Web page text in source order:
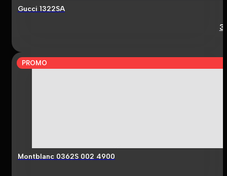
Gucci 1322SA
PROMO
Montblanc 0362S 002 4900